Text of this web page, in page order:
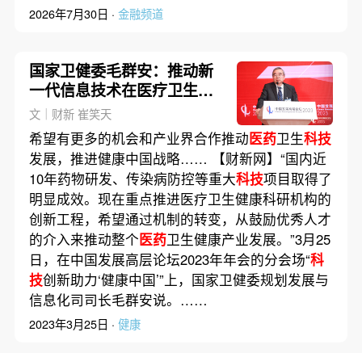
2026年7月30日 · 金融频道
国家卫健委毛群安：推动新
一代信息技术在医疗卫生领
域应用
文｜财新 崔笑天
希望有更多的机会和产业界合作推动医药卫生科技
发展，推进健康中国战略…… 【财新网】“国内近
10年药物研发、传染病防控等重大科技项目取得了
明显成效。现在重点推进医疗卫生健康科研机构的
创新工程，希望通过机制的转变，从鼓励优秀人才
的介入来推动整个医药卫生健康产业发展。”3月25
日，在中国发展高层论坛2023年年会的分会场“科
技创新助力‘健康中国’”上，国家卫健委规划发展与
信息化司司长毛群安说。……
2023年3月25日 · 健康